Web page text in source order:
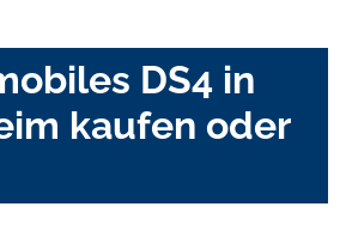
DS4 in
kaufen oder